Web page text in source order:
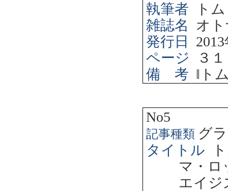
執筆者
ト
雑誌名
オ
発行日
2013
ページ
３１
備 考 ‖ ト
No5
記事種類 グ
タイトル
マ・ロ
エイジ